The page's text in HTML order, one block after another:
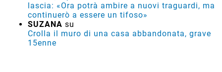
lascia: «Ora potrà ambire a nuovi traguardi, ma
continuerò a essere un tifoso»
SUZANA su
Crolla il muro di una casa abbandonata, grave
15enne